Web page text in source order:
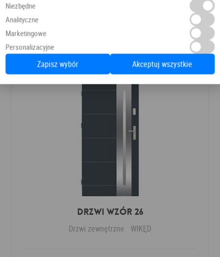
8 366,00 PLN
Drzwi Wzór 26
Drzwi zewnętrzne WIKĘD
Niezbędne
Analityczne
Marketingowe
Personalizacyjne
Zapisz wybór Akceptuj wszystkie